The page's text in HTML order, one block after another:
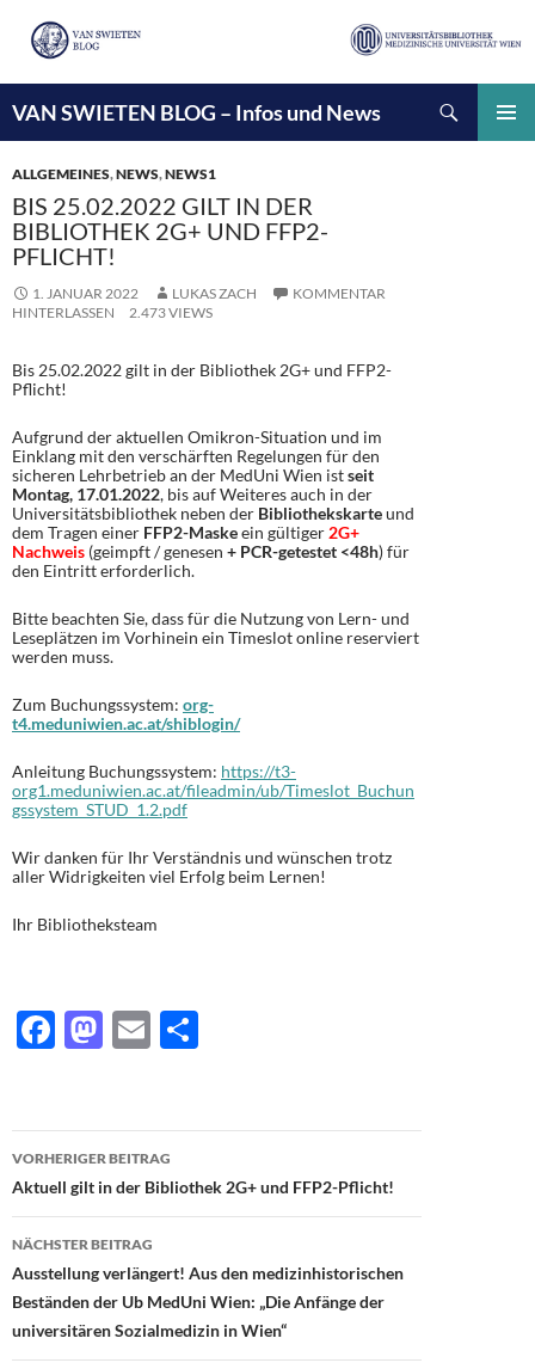
VAN SWIETEN BLOG – Infos und News
INHALT
SPRINGEN
ALLGEMEINES,NEWS,NEWS1
BIS 25.02.2022 GILT IN DER
BIBLIOTHEK 2G+ UND FFP2-
PFLICHT!
1. JANUAR 2022 LUKAS ZACH
KOMMENTAR
HINTERLASSEN
2.473 VIEWS
Bis 25.02.2022 gilt in der Bibliothek 2G+ und FFP2-
Pflicht!
Aufgrund der aktuellen Omikron-Situation und im
Einklang mit den verschärften Regelungen für den
sicheren Lehrbetrieb an der MedUni Wien istseit
Montag, 17.01.2022, bis auf Weiteres auch in der
Universitätsbibliothek neben der Bibliothekskarteund
dem Tragen einer FFP2-Maskeein gültiger 2G+
Nachweis (geimpft / genesen + PCR-getestet <48h) für
den Eintritt erforderlich.
Bitte beachten Sie, dass für die Nutzung von Lern- und
Leseplätzen im Vorhinein ein Timeslot online reserviert
werden muss.
Zum Buchungssystem: org-
t4.meduniwien.ac.at/shiblogin/
Anleitung Buchungssystem: https://t3-
org1.meduniwien.ac.at/fileadmin/ub/Timeslot_Buchun
gssystem_STUD_1.2.pdf
Wir danken für Ihr Verständnis und wünschen trotz
aller Widrigkeiten viel Erfolg beim Lernen!
Ihr Bibliotheksteam
F
b
o
o
k
M
d
o
n
E
n
Beitragsnavigation
VORHERIGER BEITRAG
Aktuell gilt in der Bibliothek 2G+ und FFP2-Pflicht!
NÄCHSTER BEITRAG
Ausstellung verlängert! Aus den medizinhistorischen
Beständen der Ub MedUni Wien: „Die Anfänge der
universitären Sozialmedizin in Wien“